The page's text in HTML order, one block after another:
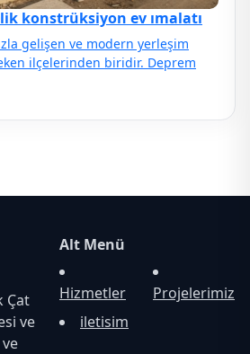
konstrüksiyon ev ımalatı
gelişen ve modern yerleşim
ilçelerinden biridir. Deprem
Çat
ve
Alt Menü
Hizmetler
Projelerimiz
iletisim